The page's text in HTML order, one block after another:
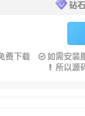
钻
费下载
如需安装
所以源